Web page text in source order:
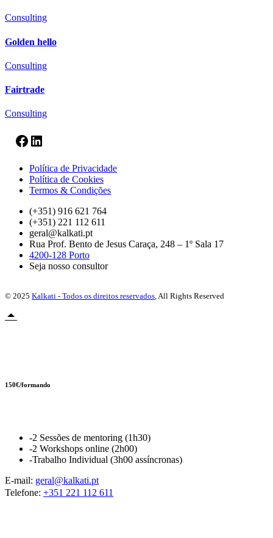
Consulting
Golden hello
Consulting
Fairtrade
Consulting
Facebook
LinkedIn
Política de Privacidade
Política de Cookies
Termos & Condições
(+351) 916 621 764
(+351) 221 112 611
geral@kalkati.pt
Rua Prof. Bento de Jesus Caraça, 248 – 1º Sala 17
4200-128 Porto
Seja nosso consultor
© 2025 Kalkati - Todos os direitos reservados, All Rights Reserved
150€/formando
-2 Sessões de mentoring (1h30)
-2 Workshops online (2h00)
-Trabalho Individual (3h00 assíncronas)
E-mail: geral@kalkati.pt
Telefone: +351 221 112 611